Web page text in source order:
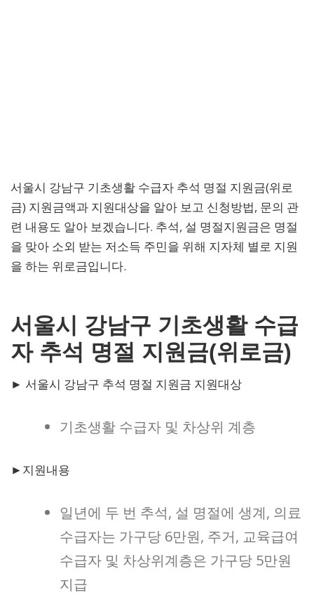
서울시 강남구 기초생활 수급자 추석 명절 지원금(위로
금) 지원금액과 지원대상을 알아 보고 신청방법, 문의 관
련 내용도 알아 보겠습니다. 추석, 설 명절지원금은 명절
을 맞아 소외 받는 저소득 주민을 위해 지자체 별로 지원
을 하는 위로금입니다.
서울시 강남구 기초생활 수급
자 추석 명절 지원금(위로금)
► 서울시 강남구 추석 명절 지원금 지원대상
기초생활 수급자 및 차상위 계층
►지원내용
일년에 두 번 추석, 설 명절에 생계, 의료
수급자는 가구당 6만원, 주거, 교육급여
수급자 및 차상위계층은 가구당 5만원
지급